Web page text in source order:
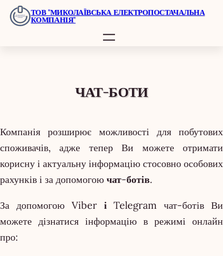
ПерейтиТОВ "МИКОЛАЇВСЬКА ЕЛЕКТРОПОСТАЧАЛЬНА
КОМПАНІЯ"
ЧАТ-БОТИ
Компанія розширює можливості для побутових
споживачів, адже тепер Ви можете отримати
корисну і актуальну інформацію стосовно особових
рахунків і за допомогою чат-ботів.
За допомогою Viber і Telegram чат-ботів Ви
можете дізнатися інформацію в режимі онлайн
про: